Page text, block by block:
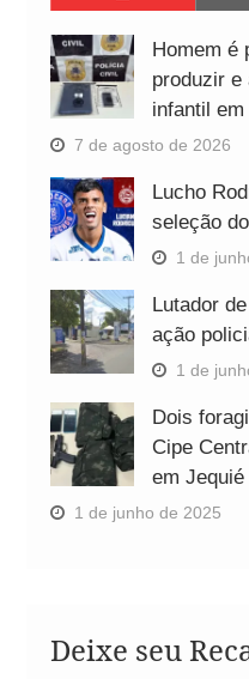
Homem é
produzir e
infantil
7 de agosto de 2026
Lucho
seleção
1 de
Lutador
ação
1 de
Dois
Cipe
em Jequié
1 de junho de 2025
Deixe seu